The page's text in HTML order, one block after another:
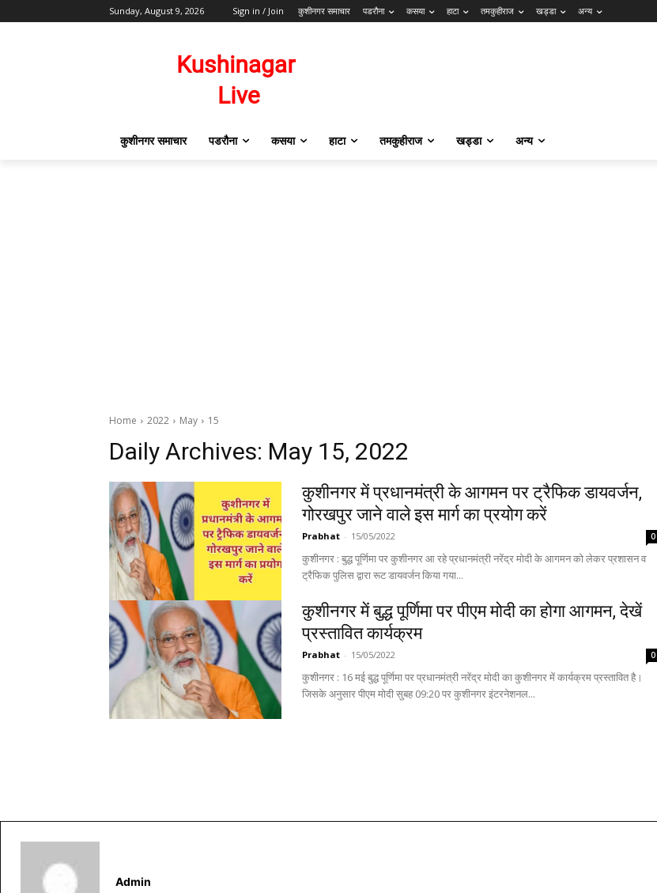
Sunday, August 9, 2026 Sign in / Join कुशीनगर समाचार पडरौना कसया हाटा तमकुहीराज खड्डा अन्य
कुशीनगर समाचार पडरौना कसया हाटा तमकुहीराज खड्डा अन्य
Home 2022 May 15
Daily Archives: May 15, 2022
कुशीनगर में प्रधानमंत्री के आगमन पर ट्रैफिक डायवर्जन,
गोरखपुर जाने वाले इस मार्ग का प्रयोग करें
Prabhat - 15/05/2022 0
कुशीनगर : बुद्ध पूर्णिमा पर कुशीनगर आ रहे प्रधानमंत्री नरेंद्र मोदी के आगमन को लेकर प्रशासन व
ट्रैफिक पुलिस द्वारा रूट डायवर्जन किया गया...
कुशीनगर में बुद्ध पूर्णिमा पर पीएम मोदी का होगा आगमन, देखें
प्रस्तावित कार्यक्रम
Prabhat - 15/05/2022 0
कुशीनगर : 16 मई बुद्ध पूर्णिमा पर प्रधानमंत्री नरेंद्र मोदी का कुशीनगर में कार्यक्रम प्रस्तावित है।
जिसके अनुसार पीएम मोदी सुबह 09:20 पर कुशीनगर इंटरनेशनल...
Admin